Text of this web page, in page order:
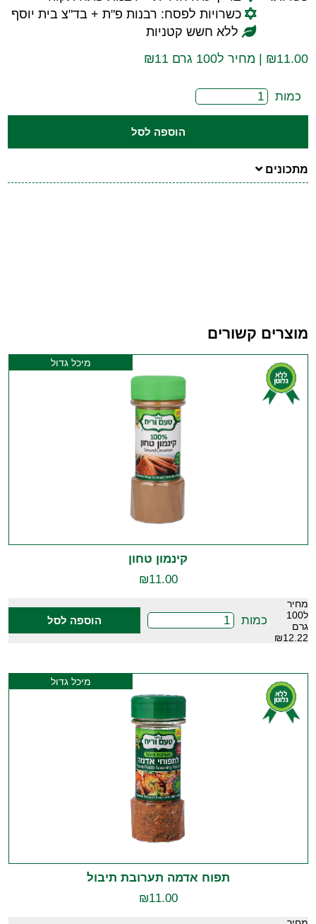
כשרויות לפסח: רבנות פ"ת + בד"צ בית יוסף
ללא חשש קטניות
₪11.00 | מחיר ל100 גרם ₪11
כמות
הוספה לסל
מתכונים
מוצרים קשורים
מיכל גדול
קינמון טחון
₪11.00
מחיר
ל100
גרם
₪12.22
כמות הוספה לסל
מיכל גדול
תפוח אדמה תערובת תיבול
₪11.00